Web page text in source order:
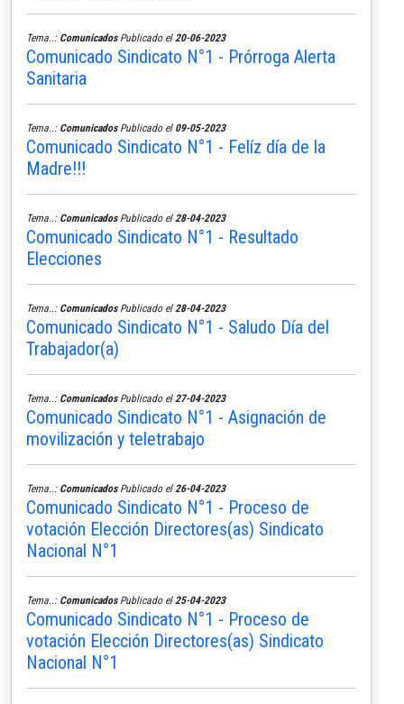
Tema..: ComunicadosPublicado el 20-06-2023
Comunicado Sindicato N°1 - Prórroga Alerta
Sanitaria
Tema..: ComunicadosPublicado el 09-05-2023
Comunicado Sindicato N°1 - Felíz día de la
Madre!!!
Tema..: ComunicadosPublicado el 28-04-2023
Comunicado Sindicato N°1 - Resultado
Elecciones
Tema..: ComunicadosPublicado el 28-04-2023
Comunicado Sindicato N°1 - Saludo Día del
Trabajador(a)
Tema..: ComunicadosPublicado el 27-04-2023
Comunicado Sindicato N°1 - Asignación de
movilización y teletrabajo
Tema..: ComunicadosPublicado el 26-04-2023
Comunicado Sindicato N°1 - Proceso de
votación Elección Directores(as) Sindicato
Nacional N°1
Tema..: ComunicadosPublicado el 25-04-2023
Comunicado Sindicato N°1 - Proceso de
votación Elección Directores(as) Sindicato
Nacional N°1